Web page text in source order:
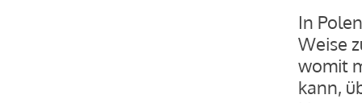
In
Weise
womit
kann,